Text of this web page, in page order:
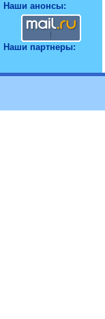
Наши анонсы:
Наши партнеры: